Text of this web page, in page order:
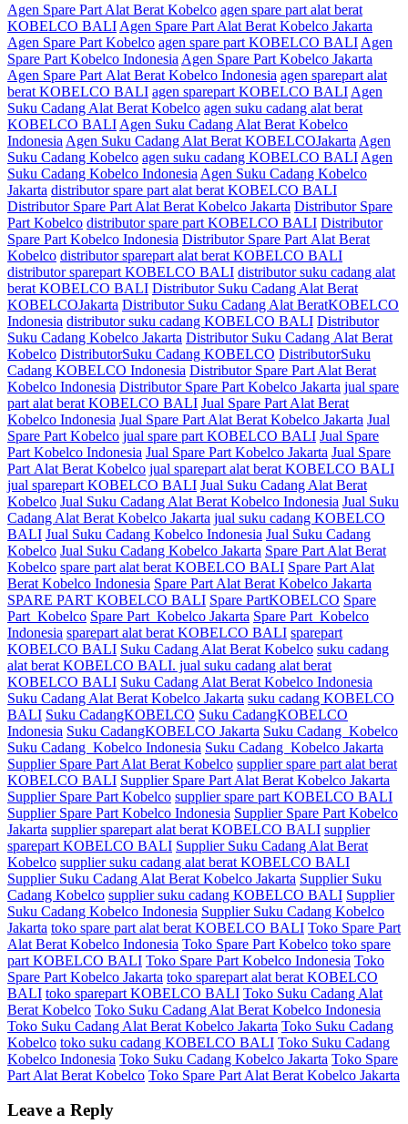
Agen Spare Part Alat Berat Kobelco agen spare part alat berat
KOBELCO BALI Agen Spare Part Alat Berat Kobelco Jakarta
Agen Spare Part Kobelco agen spare part KOBELCO BALI Agen
Spare Part Kobelco Indonesia Agen Spare Part Kobelco Jakarta
Agen Spare Part Alat Berat Kobelco Indonesia agen sparepart alat
berat KOBELCO BALI agen sparepart KOBELCO BALI Agen
Suku Cadang Alat Berat Kobelco agen suku cadang alat berat
KOBELCO BALI Agen Suku Cadang Alat Berat Kobelco
Indonesia Agen Suku Cadang Alat Berat KOBELCOJakarta Agen
Suku Cadang Kobelco agen suku cadang KOBELCO BALI Agen
Suku Cadang Kobelco Indonesia Agen Suku Cadang Kobelco
Jakarta distributor spare part alat berat KOBELCO BALI
Distributor Spare Part Alat Berat Kobelco Jakarta Distributor Spare
Part Kobelco distributor spare part KOBELCO BALI Distributor
Spare Part Kobelco Indonesia Distributor Spare Part Alat Berat
Kobelco distributor sparepart alat berat KOBELCO BALI
distributor sparepart KOBELCO BALI distributor suku cadang alat
berat KOBELCO BALI Distributor Suku Cadang Alat Berat
KOBELCOJakarta Distributor Suku Cadang Alat BeratKOBELCO
Indonesia distributor suku cadang KOBELCO BALI Distributor
Suku Cadang Kobelco Jakarta Distributor Suku Cadang Alat Berat
Kobelco DistributorSuku Cadang KOBELCO DistributorSuku
Cadang KOBELCO Indonesia Distributor Spare Part Alat Berat
Kobelco Indonesia Distributor Spare Part Kobelco Jakarta jual spare
part alat berat KOBELCO BALI Jual Spare Part Alat Berat
Kobelco Indonesia Jual Spare Part Alat Berat Kobelco Jakarta Jual
Spare Part Kobelco jual spare part KOBELCO BALI Jual Spare
Part Kobelco Indonesia Jual Spare Part Kobelco Jakarta Jual Spare
Part Alat Berat Kobelco jual sparepart alat berat KOBELCO BALI
jual sparepart KOBELCO BALI Jual Suku Cadang Alat Berat
Kobelco Jual Suku Cadang Alat Berat Kobelco Indonesia Jual Suku
Cadang Alat Berat Kobelco Jakarta jual suku cadang KOBELCO
BALI Jual Suku Cadang Kobelco Indonesia Jual Suku Cadang
Kobelco Jual Suku Cadang Kobelco Jakarta Spare Part Alat Berat
Kobelco spare part alat berat KOBELCO BALI Spare Part Alat
Berat Kobelco Indonesia Spare Part Alat Berat Kobelco Jakarta
SPARE PART KOBELCO BALI Spare PartKOBELCO Spare
Part Kobelco Spare Part Kobelco Jakarta Spare Part Kobelco
Indonesia sparepart alat berat KOBELCO BALI sparepart
KOBELCO BALI Suku Cadang Alat Berat Kobelco suku cadang
alat berat KOBELCO BALI. jual suku cadang alat berat
KOBELCO BALI Suku Cadang Alat Berat Kobelco Indonesia
Suku Cadang Alat Berat Kobelco Jakarta suku cadang KOBELCO
BALI Suku CadangKOBELCO Suku CadangKOBELCO
Indonesia Suku CadangKOBELCO Jakarta Suku Cadang Kobelco
Suku Cadang Kobelco Indonesia Suku Cadang Kobelco Jakarta
Supplier Spare Part Alat Berat Kobelco supplier spare part alat berat
KOBELCO BALI Supplier Spare Part Alat Berat Kobelco Jakarta
Supplier Spare Part Kobelco supplier spare part KOBELCO BALI
Supplier Spare Part Kobelco Indonesia Supplier Spare Part Kobelco
Jakarta supplier sparepart alat berat KOBELCO BALI supplier
sparepart KOBELCO BALI Supplier Suku Cadang Alat Berat
Kobelco supplier suku cadang alat berat KOBELCO BALI
Supplier Suku Cadang Alat Berat Kobelco Jakarta Supplier Suku
Cadang Kobelco supplier suku cadang KOBELCO BALI Supplier
Suku Cadang Kobelco Indonesia Supplier Suku Cadang Kobelco
Jakarta toko spare part alat berat KOBELCO BALI Toko Spare Part
Alat Berat Kobelco Indonesia Toko Spare Part Kobelco toko spare
part KOBELCO BALI Toko Spare Part Kobelco Indonesia Toko
Spare Part Kobelco Jakarta toko sparepart alat berat KOBELCO
BALI toko sparepart KOBELCO BALI Toko Suku Cadang Alat
Berat Kobelco Toko Suku Cadang Alat Berat Kobelco Indonesia
Toko Suku Cadang Alat Berat Kobelco Jakarta Toko Suku Cadang
Kobelco toko suku cadang KOBELCO BALI Toko Suku Cadang
Kobelco Indonesia Toko Suku Cadang Kobelco Jakarta Toko Spare
Part Alat Berat Kobelco Toko Spare Part Alat Berat Kobelco Jakarta
Leave a Reply